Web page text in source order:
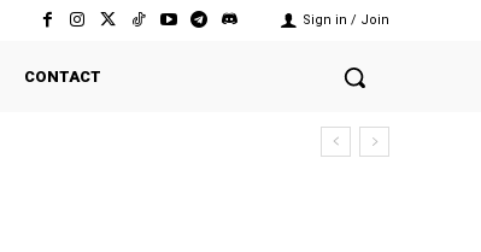
Sign in / Join
CONTACT